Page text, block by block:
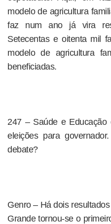
modelo de agricultura
faz num ano já vira
Setecentas e oitenta mil
modelo de agricultura
beneficiadas.
247 – Saúde e
eleições para
debate?
Genro – Há dois
Grande tornou-se o